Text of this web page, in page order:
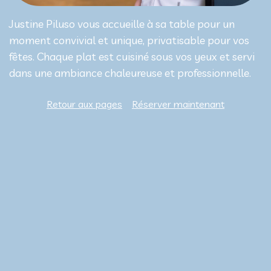
Justine Piluso vous accueille à sa table pour un
moment convivial et unique, privatisable pour vos
fêtes. Chaque plat est cuisiné sous vos yeux et servi
dans une ambiance chaleureuse et professionnelle.
Retour aux pages Réserver maintenant